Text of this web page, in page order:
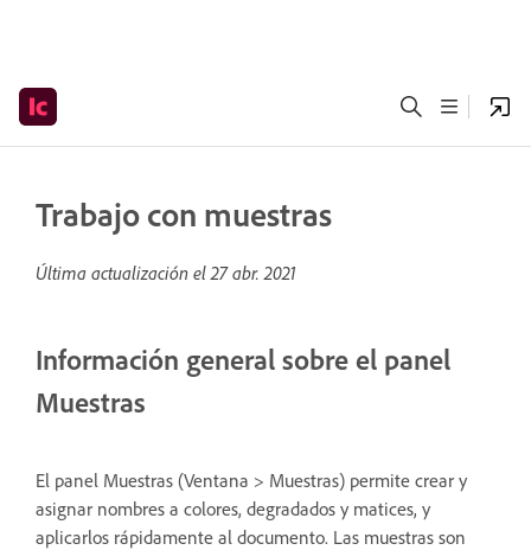
Trabajo con muestras
Última actualización el27 abr. 2021
Información general sobre el panel
Muestras
El panel Muestras (Ventana > Muestras) permite crear y
asignar nombres a colores, degradados y matices, y
aplicarlos rápidamente al documento. Las muestras son